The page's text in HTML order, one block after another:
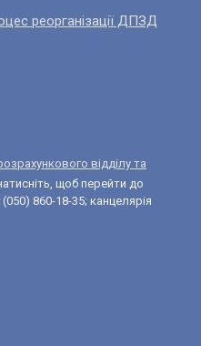
реорганізації ДПЗД
відділу та
щоб перейти до
860-18-35; канцелярія